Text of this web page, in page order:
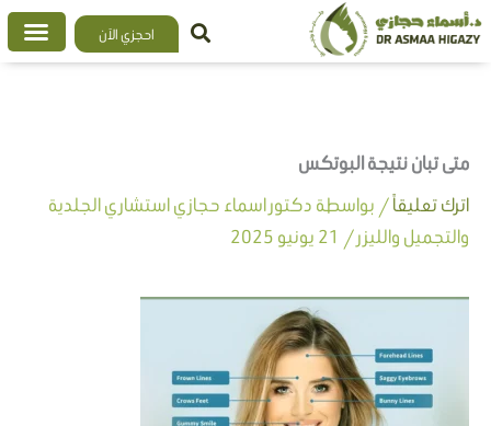
تخطي
إلى
احجزي الآن
متى تبان نتيجة البوتكس
اترك تعليقاً/ بواسطة دكتور اسماء حجازي استشاري الجلدية
والتجميل والليزر/ 21 يونيو 2025